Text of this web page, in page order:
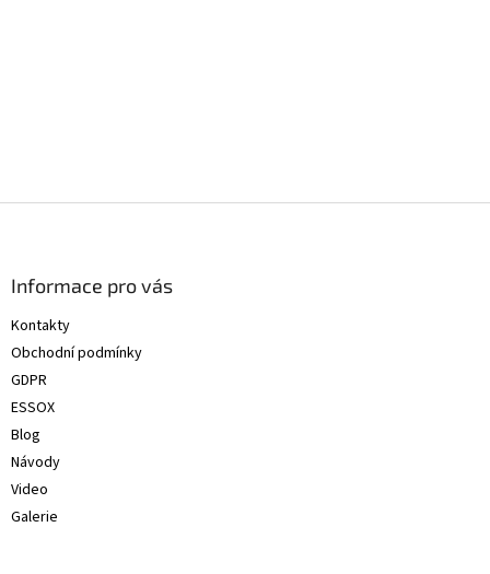
Informace pro vás
Kontakty
Obchodní podmínky
GDPR
ESSOX
Blog
Návody
Video
Galerie